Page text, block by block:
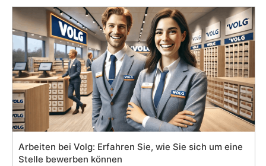
Arbeiten bei Volg: Erfahren Sie, wie Sie sich um eine
Stelle bewerben können